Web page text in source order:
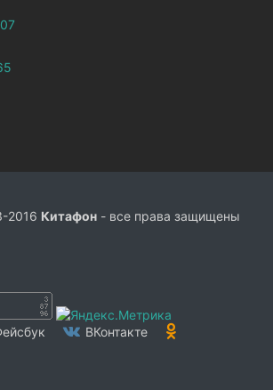
2016 Китафон - все права защищены
ВКонтакте